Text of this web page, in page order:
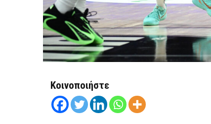
Κοινοποιήστε